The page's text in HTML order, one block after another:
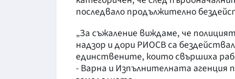
последвало продължително
„За съжаление виждаме, че
надзор и дори РИОСВ са
единствените, които свършиха
- Варна и Изпълнителната